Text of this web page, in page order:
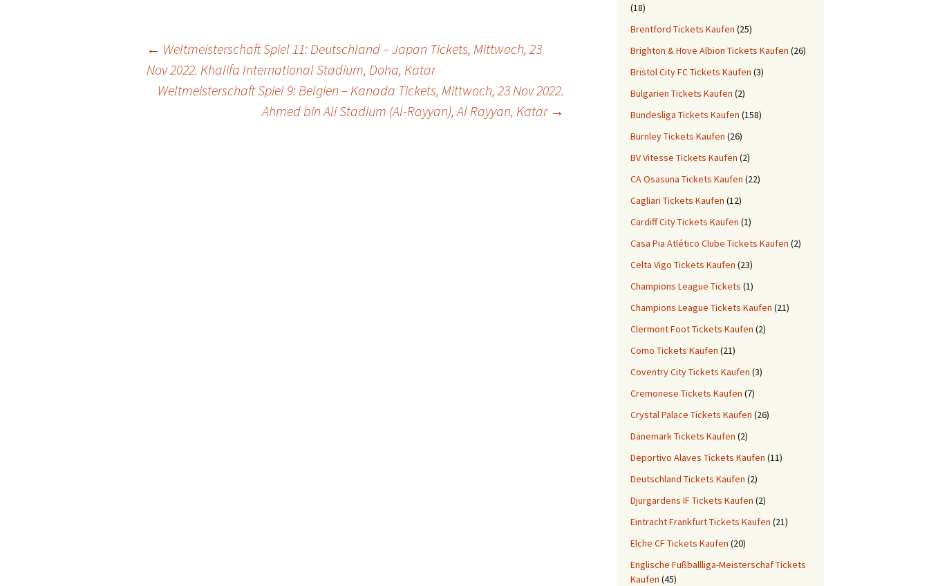
navigation
← Weltmeisterschaft Spiel 11: Deutschland – Japan Tickets, Mittwoch, 23
Nov 2022. Khalifa International Stadium, Doha, Katar
Weltmeisterschaft Spiel 9: Belgien – Kanada Tickets, Mittwoch, 23 Nov 2022.
Ahmed bin Ali Stadium (Al-Rayyan), Al Rayyan, Katar →
(18)
Brentford Tickets Kaufen (25)
Brighton & Hove Albion Tickets Kaufen (26)
Bristol City FC Tickets Kaufen (3)
Bulgarien Tickets Kaufen (2)
Bundesliga Tickets Kaufen (158)
Burnley Tickets Kaufen (26)
BV Vitesse Tickets Kaufen (2)
CA Osasuna Tickets Kaufen (22)
Cagliari Tickets Kaufen (12)
Cardiff City Tickets Kaufen (1)
Casa Pia Atlético Clube Tickets Kaufen (2)
Celta Vigo Tickets Kaufen (23)
Champions League Tickets (1)
Champions League Tickets Kaufen (21)
Clermont Foot Tickets Kaufen (2)
Como Tickets Kaufen (21)
Coventry City Tickets Kaufen (3)
Cremonese Tickets Kaufen (7)
Crystal Palace Tickets Kaufen (26)
Dänemark Tickets Kaufen (2)
Deportivo Alaves Tickets Kaufen (11)
Deutschland Tickets Kaufen (2)
Djurgardens IF Tickets Kaufen (2)
Eintracht Frankfurt Tickets Kaufen (21)
Elche CF Tickets Kaufen (20)
Englische Fußballliga-Meisterschaf Tickets
Kaufen (45)